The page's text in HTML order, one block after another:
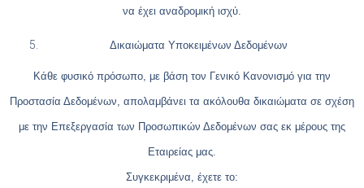
να έχει αναδρομική ισχύ.
Δικαιώματα Υποκειμένων Δεδομένων
Κάθε φυσικό πρόσωπο, με βάση τον Γενικό Κανονισμό για την
Προστασία Δεδομένων, απολαμβάνει τα ακόλουθα δικαιώματα σε σχέση
με την Επεξεργασία των Προσωπικών Δεδομένων σας εκ μέρους της
Εταιρείας μας.
Συγκεκριμένα, έχετε το: